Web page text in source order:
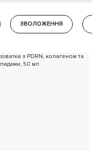
ЗВОЛОЖЕННЯ